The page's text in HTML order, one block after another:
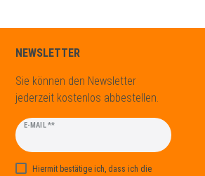
NEWSLETTER
Sie können den Newsletter
jederzeit kostenlos abbestellen.
E-MAIL **
Newsletter
Honig
Hiermit bestätige ich, dass ich die